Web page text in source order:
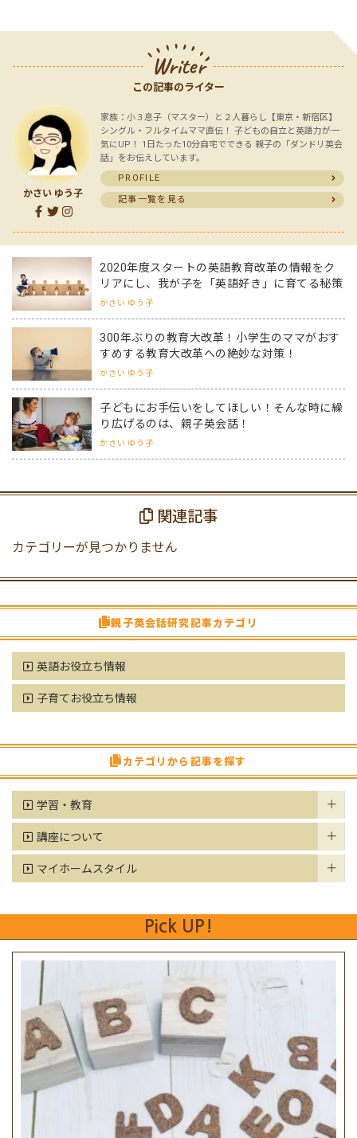
Writer
この記事のライター
かさい ゆう子
家族：小３息子（マスター）と２人暮らし【東京・新宿区】
シングル・フルタイムママ直伝！ 子どもの自立と英語力が一
気にUP！ 1日たった10分自宅でできる 親子の「ダンドリ英会
話」をお伝えしています。
PROFILE
記事一覧を見る
2020年度スタートの英語教育改革の情報をク
リアにし、我が子を「英語好き」に育てる秘策
かさい ゆう子
300年ぶりの教育大改革！小学生のママがおす
すめする教育大改革への絶妙な対策！
かさい ゆう子
子どもにお手伝いをしてほしい！そんな時に繰
り広げるのは、親子英会話！
かさい ゆう子
関連記事
カテゴリーが見つかりません
親子英会話研究記事カテゴリ
英語お役立ち情報
子育てお役立ち情報
カテゴリから記事を探す
学習・教育
講座について
マイホームスタイル
Pick UP!